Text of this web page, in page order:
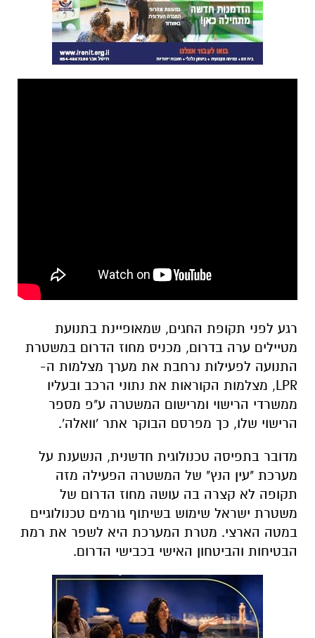
רגע לפני תקופת החגים, שמאופיינת בתנועת
מטיילים ערה בדרום, מכניס מחוז הדרום במשטרת
התנועה לפעילות נרחבת את מערך מצלמות ה-
LPR, מצלמות הקוראות את נתוני הרכב ובעליו
ממשרדי הרישוי ומרישום המשטרה ע"פ מספר
הרישוי שלו, כך מפרסם הבוקר אתר 'וואלה'.
מדובר בתפיסה טכנולוגית חדשנית, הנשענת על
מערכת "עין הנץ" של המשטרה הפעילה מזה
תקופה לא קצרה בה עושה מחוז הדרום של
משטרת ישראל שימוש בשיתוף גורמים טכנולוגיים
במטה הארצי. מטרת המערכת היא לשפר את רמת
הבטיחות והביטחון האישי בכבישי הדרום.